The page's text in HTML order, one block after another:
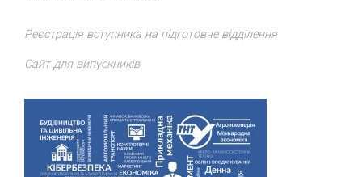
Реєстрація вступника на підготовче відділення
Сайт для випускників